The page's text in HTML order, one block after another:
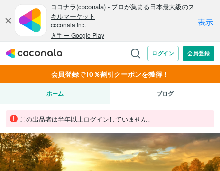
会員登録で10％割引クーポンを獲得！
ホーム ブログ
この出品者は半年以上ログインしていません。